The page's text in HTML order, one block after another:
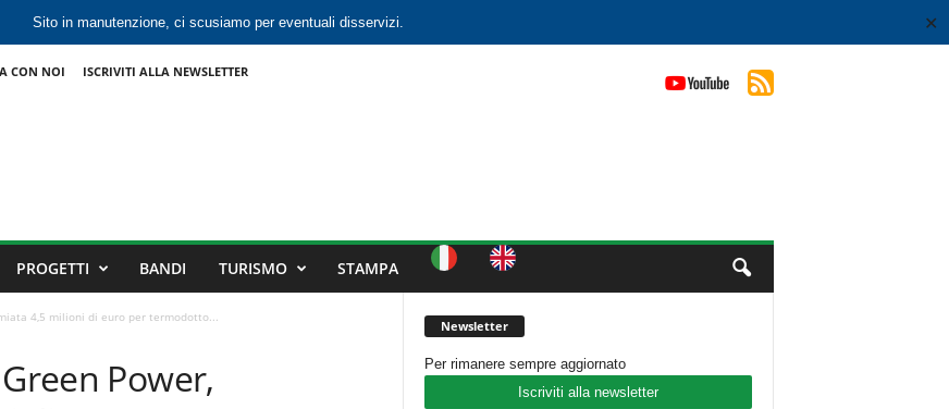
Sito in manutenzione, ci scusiamo per eventuali disservizi. ✕
CON NOI ISCRIVITI ALLA NEWSLETTER
PROGETTI BANDI TURISMO STAMPA
4,5 milioni di euro per termodotto...
Power,
Newsletter
Per rimanere sempre aggiornato
Iscriviti alla newsletter